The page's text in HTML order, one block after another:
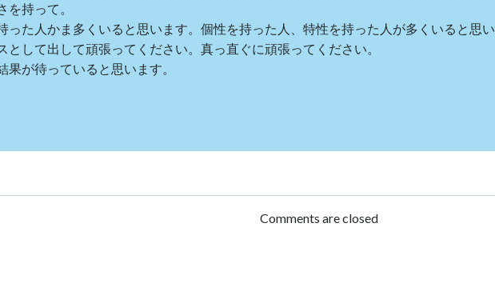
持って。
った人かま多くいると思います。個性を持った人、特性を持った人が多くいると思い
として出して頑張ってください。真っ直ぐに頑張ってください。
果が待っていると思います。
navigation
Comments are closed